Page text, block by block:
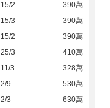
15/2
390萬
15/3
390萬
15/2
390萬
25/3
410萬
11/3
328萬
2/9
530萬
2/3
630萬